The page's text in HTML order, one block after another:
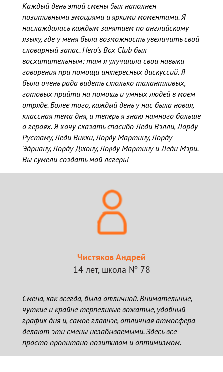
Каждый день этой смены был наполнен
позитивными эмоциями и яркими моментами. Я
наслаждалась каждым занятием по английскому
языку, где у меня была возможность увеличить свой
словарный запас. Hero’s Box Club был
восхитительным: там я улучшила свои навыки
говорения при помощи интересных дискуссий. Я
была очень рада видеть столько талантливых,
готовых прийти на помощь и умных людей в моем
отряде. Более того, каждый день у нас была новая,
классная тема дня, и теперь я знаю намного больше
о героях. Я хочу сказать спасибо Леди Вэлли, Лорду
Рустаму, Леди Викки, Лорду Мартину, Лорду
Эдриану, Лорду Джону, Лорду Мартину и Леди Мэри.
Вы сумели создать мой лагерь!
Чистяков Андрей
14 лет, школа № 78
Смена, как всегда, была отличной. Внимательные,
чуткие и крайне терпеливые вожатые, удобный
график дня и, самое главное, отличная атмосфера
делают эти смены незабываемыми. Здесь все
просто пропитано позитивом и оптимизмом.